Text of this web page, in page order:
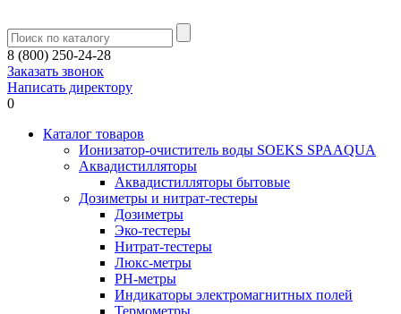
8 (800) 250-24-28
Заказать звонок
Написать директору
0
Каталог товаров
Ионизатор-очиститель воды SOEKS SPAAQUA
Аквадистилляторы
Аквадистилляторы бытовые
Дозиметры и нитрат-тестеры
Дозиметры
Эко-тестеры
Нитрат-тестеры
Люкс-метры
РН-метры
Индикаторы электромагнитных полей
Термометры